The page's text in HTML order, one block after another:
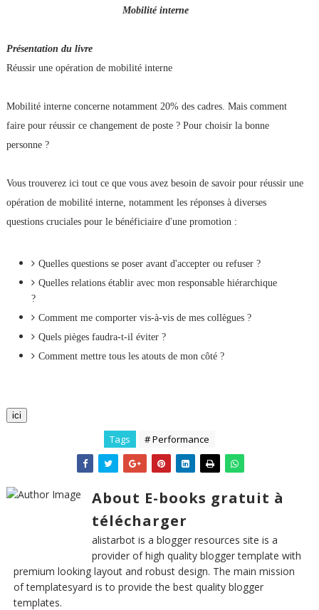
Mobilité interne
Présentation du livre
Réussir une opération de mobilité interne
Mobilité interne concerne notamment 20% des cadres. Mais comment
faire pour réussir ce changement de poste ? Pour choisir la bonne
personne ?
Vous trouverez ici tout ce que vous avez besoin de savoir pour réussir une
opération de mobilité interne, notamment les réponses à diverses
questions cruciales pour le bénéficiaire d'une promotion :
Quelles questions se poser avant d'accepter ou refuser ?
Quelles relations établir avec mon responsable hiérarchique
?
Comment me comporter vis-à-vis de mes collègues ?
Quels pièges faudra-t-il éviter ?
Comment mettre tous les atouts de mon côté ?
ici
Tags # Performance
About E-books gratuit à
télécharger
alistarbot is a blogger resources site is a
provider of high quality blogger template with
premium looking layout and robust design. The main mission
of templatesyard is to provide the best quality blogger
templates.